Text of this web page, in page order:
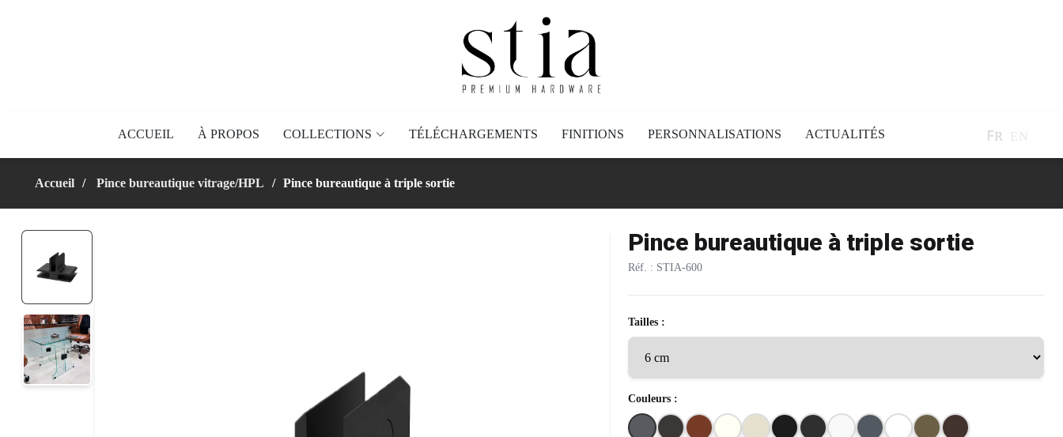
ACCUEIL À PROPOS COLLECTIONS TÉLÉCHARGEMENTS FINITIONS PERSONNALISATIONS ACTUALITÉS ꜰʀ
Accueil Pince bureautique vitrage/HPL Pince bureautique à triple sortie
Pince bureautique à triple sortie
Réf. : STIA-600
Tailles :
Couleurs :